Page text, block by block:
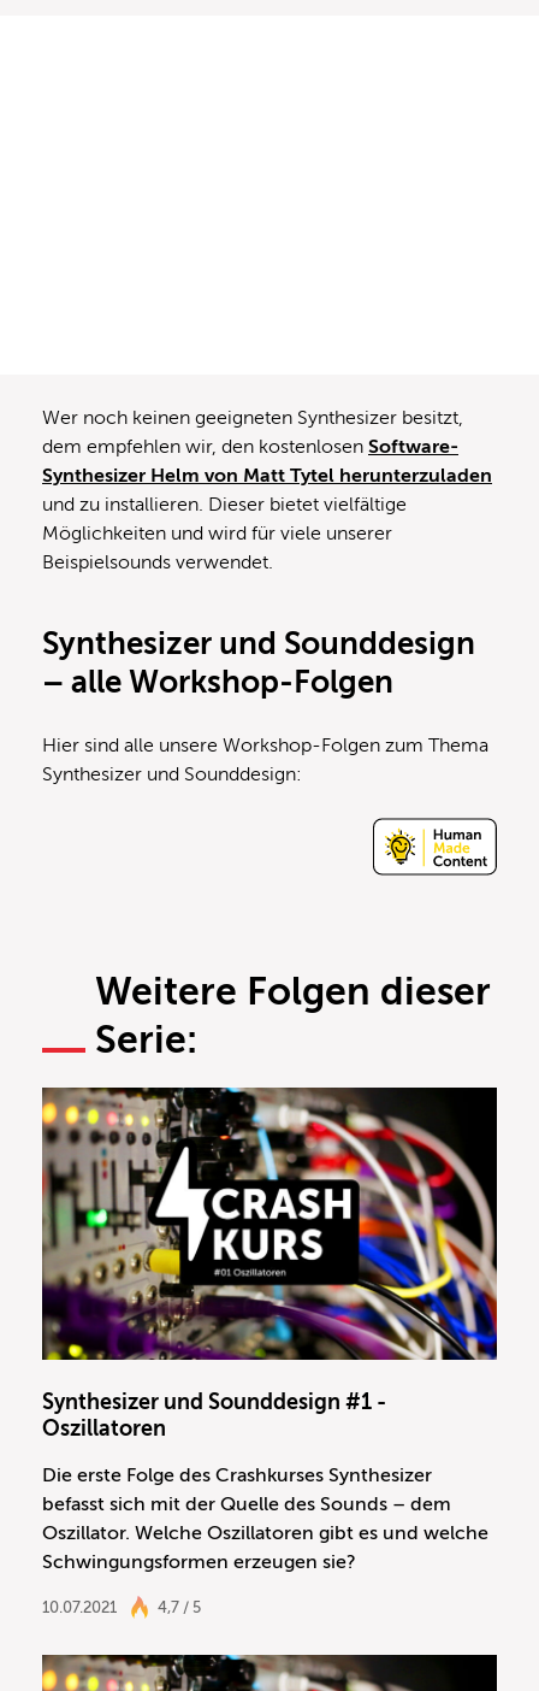
Wer noch keinen geeigneten Synthesizer besitzt,
dem empfehlen wir, den kostenlosen Software-
Synthesizer Helm von Matt Tytel herunterzuladen
und zu installieren. Dieser bietet vielfältige
Möglichkeiten und wird für viele unserer
Beispielsounds verwendet.
Synthesizer und Sounddesign
– alle Workshop-Folgen
Hier sind alle unsere Workshop-Folgen zum Thema
Synthesizer und Sounddesign:
Weitere Folgen dieser
Serie:
Synthesizer und Sounddesign #1 -
Oszillatoren
Die erste Folge des Crashkurses Synthesizer
befasst sich mit der Quelle des Sounds – dem
Oszillator. Welche Oszillatoren gibt es und welche
Schwingungsformen erzeugen sie?
10.07.2021 4,7 / 5